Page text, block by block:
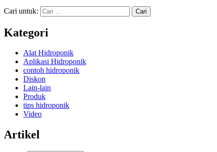
Cari untuk:
Kategori
Alat Hidroponik
Aplikasi Hidroponik
contoh hidroponik
Diskon
Lain-lain
Produk
tips hidroponik
Video
Artikel